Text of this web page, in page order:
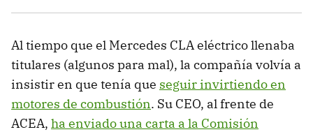
Al tiempo que el Mercedes CLA eléctrico llenaba
titulares (algunos para mal), la compañía volvía a
insistir en que tenía que seguir invirtiendo en
motores de combustión. Su CEO, al frente de
ACEA, ha enviado una carta a la Comisión